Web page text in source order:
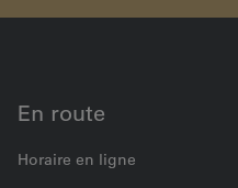
En route
Horaire en ligne